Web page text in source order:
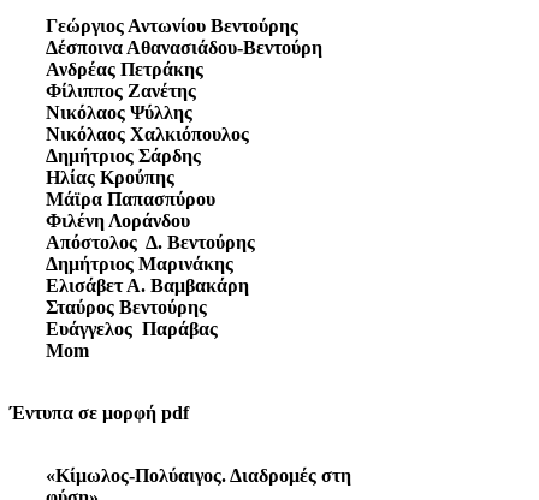
Γεώργιος Αντωνίου Βεντούρης
Δέσποινα Αθανασιάδου-Βεντούρη
Ανδρέας Πετράκης
Φίλιππος Ζανέτης
Νικόλαος Ψύλλης
Νικόλαος Χαλκιόπουλος
Δημήτριος Σάρδης
Ηλίας Κρούπης
Μάϊρα Παπασπύρου
Φιλένη Λοράνδου
Απόστολος Δ. Βεντούρης
Δημήτριος Μαρινάκης
Ελισάβετ Α. Βαμβακάρη
Σταύρος Βεντούρης
Ευάγγελος Παράβας
Mom
Έντυπα σε μορφή pdf
«Κίμωλος-Πολύαιγος. Διαδρομές στη